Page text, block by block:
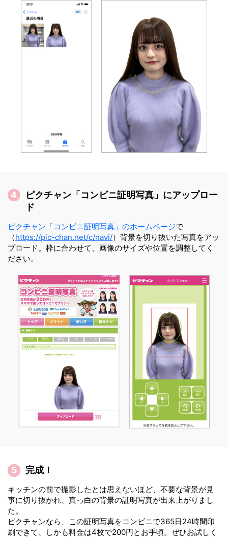
ピクチャン「コンビニ証明写真」にアップロー
ド
ピクチャン「コンビニ証明写真」のホームページで
（https://pic-chan.net/c/navi/）背景を切り抜いた写真をアッ
プロード。枠に合わせて、画像のサイズや位置を調整してく
ださい。
完成！
キッチンの前で撮影したとは思えないほど、不要な背景が見
事に切り抜かれ、真っ白の背景の証明写真が出来上がりまし
た。
ピクチャンなら、この証明写真をコンビニで365日24時間印
刷できて、しかも料金は4枚で200円とお手頃。ぜひお試しく